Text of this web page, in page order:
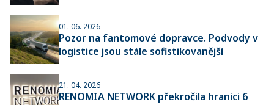
01. 06. 2026
Pozor na fantomové dopravce. Podvody v
logistice jsou stále sofistikovanější
21. 04. 2026
RENOMIA NETWORK překročila hranici 6